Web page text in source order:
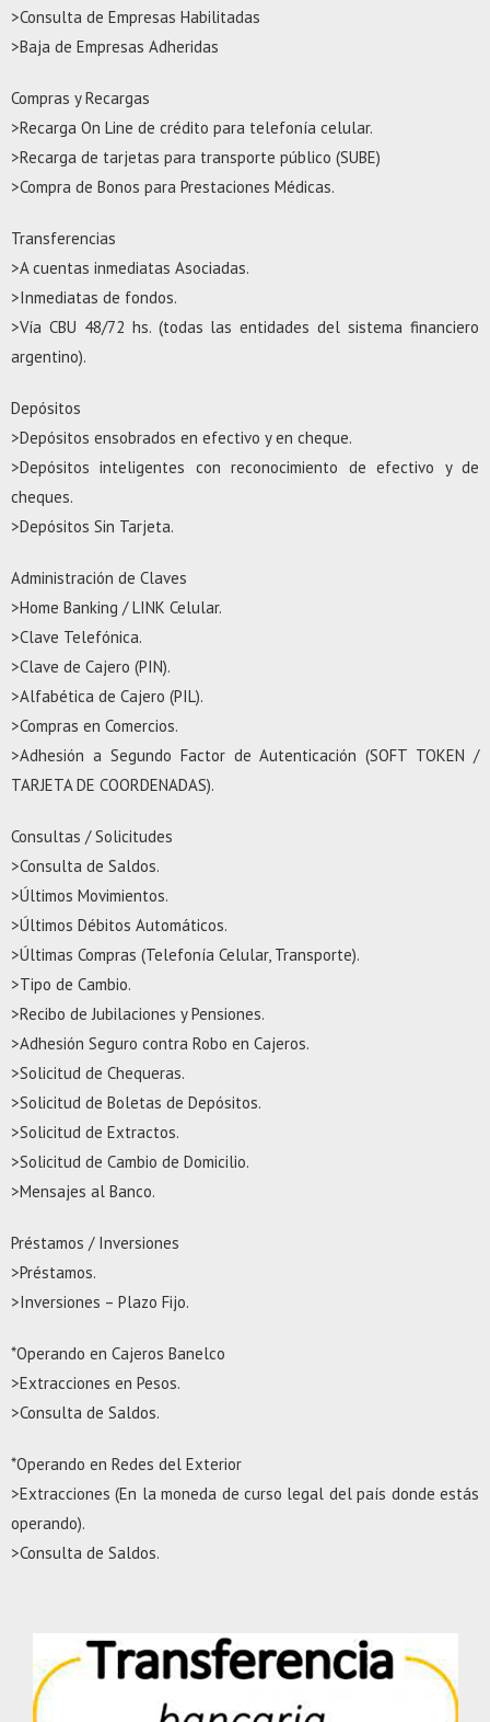
>Consulta de Empresas Habilitadas
>Baja de Empresas Adheridas
Compras y Recargas
>Recarga On Line de crédito para telefonía celular.
>Recarga de tarjetas para transporte público (SUBE)
>Compra de Bonos para Prestaciones Médicas.
Transferencias
>A cuentas inmediatas Asociadas.
>Inmediatas de fondos.
>Vía CBU 48/72 hs. (todas las entidades del sistema financiero
argentino).
Depósitos
>Depósitos ensobrados en efectivo y en cheque.
>Depósitos inteligentes con reconocimiento de efectivo y de
cheques.
>Depósitos Sin Tarjeta.
Administración de Claves
>Home Banking / LINK Celular.
>Clave Telefónica.
>Clave de Cajero (PIN).
>Alfabética de Cajero (PIL).
>Compras en Comercios.
>Adhesión a Segundo Factor de Autenticación (SOFT TOKEN /
TARJETA DE COORDENADAS).
Consultas / Solicitudes
>Consulta de Saldos.
>Últimos Movimientos.
>Últimos Débitos Automáticos.
>Últimas Compras (Telefonía Celular, Transporte).
>Tipo de Cambio.
>Recibo de Jubilaciones y Pensiones.
>Adhesión Seguro contra Robo en Cajeros.
>Solicitud de Chequeras.
>Solicitud de Boletas de Depósitos.
>Solicitud de Extractos.
>Solicitud de Cambio de Domicilio.
>Mensajes al Banco.
Préstamos / Inversiones
>Préstamos.
>Inversiones – Plazo Fijo.
*Operando en Cajeros Banelco
>Extracciones en Pesos.
>Consulta de Saldos.
*Operando en Redes del Exterior
>Extracciones (En la moneda de curso legal del país donde estás
operando).
>Consulta de Saldos.